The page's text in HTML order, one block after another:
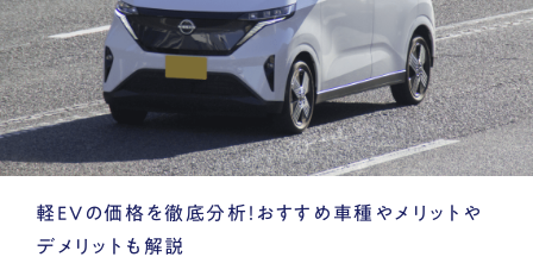
軽EVの価格を徹底分析！おすすめ車種やメリットや
デメリットも解説